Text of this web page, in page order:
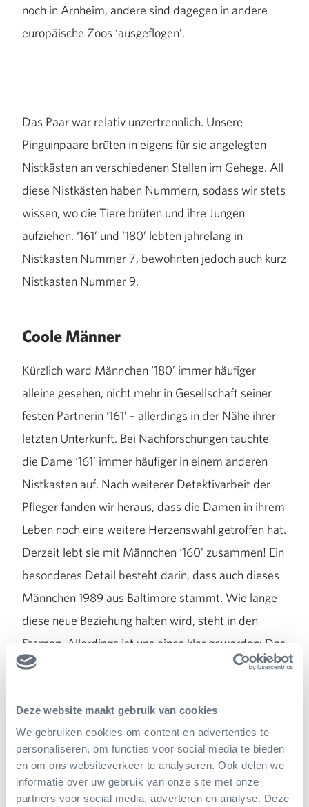
Deze website maakt gebruik van cookies
We gebruiken cookies om content en advertenties te
personaliseren, om functies voor social media te bieden
en om ons websiteverkeer te analyseren. Ook delen we
informatie over uw gebruik van onze site met onze
partners voor social media, adverteren en analyse. Deze
noch in Arnheim, andere sind dagegen in andere
europäische Zoos ‘ausgeflogen’.
Das Paar war relativ unzertrennlich. Unsere
Pinguinpaare brüten in eigens für sie angelegten
Nistkästen an verschiedenen Stellen im Gehege. All
diese Nistkästen haben Nummern, sodass wir stets
wissen, wo die Tiere brüten und ihre Jungen
aufziehen. ‘161’ und ‘180’ lebten jahrelang in
Nistkasten Nummer 7, bewohnten jedoch auch kurz
Nistkasten Nummer 9.
Coole Männer
Kürzlich ward Männchen ‘180’ immer häufiger
alleine gesehen, nicht mehr in Gesellschaft seiner
festen Partnerin ‘161’ – allerdings in der Nähe ihrer
letzten Unterkunft. Bei Nachforschungen tauchte
die Dame ‘161’ immer häufiger in einem anderen
Nistkasten auf. Nach weiterer Detektivarbeit der
Pfleger fanden wir heraus, dass die Damen in ihrem
Leben noch eine weitere Herzenswahl getroffen hat.
Derzeit lebt sie mit Männchen ‘160’ zusammen! Ein
besonderes Detail besteht darin, dass auch dieses
Männchen 1989 aus Baltimore stammt. Wie lange
diese neue Beziehung halten wird, steht in den
Sternen. Allerdings ist uns eines klar geworden: Das
Weibchen ‘161’ steht auf coole, dominante
und 162) fallen genau in diese Kategorie!